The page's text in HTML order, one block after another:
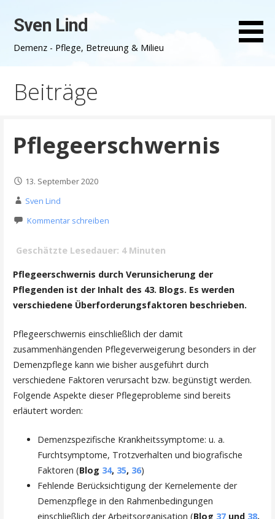
InhaltSven Lind
Demenz - Pflege, Betreuung & Milieu
Beiträge
Pflegeerschwernis
13. September 2020
Sven Lind
Kommentar schreiben
Geschätzte Lesedauer: 4 Minuten
Pflegeerschwernis durch Verunsicherung der
Pflegenden ist der Inhalt des 43. Blogs. Es werden
verschiedene Überforderungsfaktoren beschrieben.
Pflegeerschwernis einschließlich der damit
zusammenhängenden Pflegeverweigerung besonders in der
Demenzpflege kann wie bisher ausgeführt durch
verschiedene Faktoren verursacht bzw. begünstigt werden.
Folgende Aspekte dieser Pflegeprobleme sind bereits
erläutert worden:
Demenzspezifische Krankheitssymptome: u. a.
Furchtsymptome, Trotzverhalten und biografische
Faktoren (Blog 34, 35, 36)
Fehlende Berücksichtigung der Kernelemente der
Demenzpflege in den Rahmenbedingungen
einschließlich der Arbeitsorganisation (Blog 37und 38,